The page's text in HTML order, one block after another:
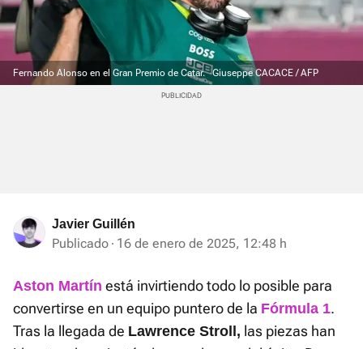
Fernando Alonso en el Gran Premio de Catar. Giuseppe CACACE / AFP
Javier Guillén
Publicado 16 de enero de 2025, 12:48 h
Aston Martín está invirtiendo todo lo posible para
convertirse en un equipo puntero de la Fórmula 1.
Tras la llegada de Lawrence Stroll, las piezas han